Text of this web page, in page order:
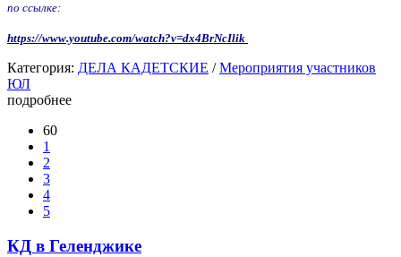
по ссылке:
https://www.youtube.com/watch?v=dx4BrNcIlik
Категория: ДЕЛА КАДЕТСКИЕ /Мероприятия участников
ЮЛ
подробнее
60
1
2
3
4
5
КД в Геленджике